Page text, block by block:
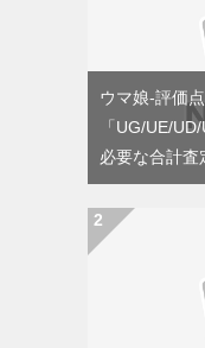
ウマ娘-評価点
「UG/UE/
必要な合計査